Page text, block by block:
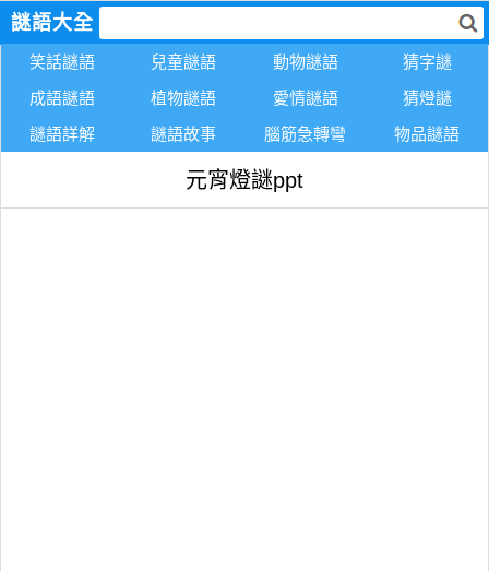
謎語大全
笑話謎語 兒童謎語 動物謎語
猜字謎
成語謎語
植物謎語 愛情謎語
猜燈謎
謎語詳解
謎語故事 腦筋急轉彎 物品謎語
元宵燈謎ppt